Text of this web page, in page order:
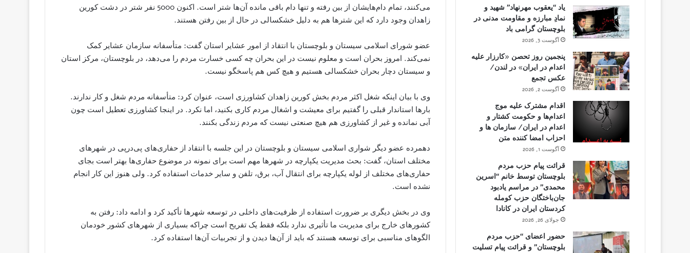
می‌کنند، تمام دام‌هایشان از بین رفته و تنها دام باقی مانده آن‌ها شتر است. اکنون 5000 نفر شتر در دشت کورین
زاهدان وجود دارد که این شترها هم به دلیل خشکسالی در حال از بین رفتن هستند.
عضو شورای اسلامی سیستان و بلوچستان با انتقاد از امور عشایر استان گفت: متأسفانه سازمان عشایر کمک
نمی‌کند. امروز بحران است و معلوم نیست در این بحران چه کسی خسارت مردم را می‌دهد، در بلوچستان، مرکز استان
و سیستان دچار بحران خشکسالی هستیم و هیچ کس هم پاسخگو نیست.
وی با بیان اینکه شغل اکثر مردم بخش کورین زاهدان کشاورزی است، عنوان کرد: متأسفانه مردم شغل و کار ندارند.
بارها استاندار قبلی را گفتیم برای معیشت و اشغال مردم کاری بکنید، اما نکرد. در اینجا کشاورزی تعطیل است چون
آبی نمانده و غیر از کشاورزی هم هیچ صنعتی نیست که مردم زندگی بکنند.
دهمرده عضو دیگر شواری اسلامی سیستان و بلوچستان در این جلسه با انتقاد از حفاری‌های پی‌درپی در شهرهای
مختلف استان، گفت: بحث مدیریت یکپارچه در شهرها مهم است برای نمونه در موضوع حفاری‌ها بهتر است بجای
حفاری‌های مختلف از لوله یکپارچه برای انتقال آب، برق، تلفن و سایر خدمات استفاده کرد. ولی هنوز این کار انجام‌
نشده است.
وی در بخش دیگری بر ضرورت استفاده از ظرفیت‌های داخلی در توسعه شهرها تأکید کرد و ادامه داد: رفتن به
کشورهای خارج برای مدیریت ما تأثیری ندارد بلکه فقط یک تفریح است چراکه بسیاری از شهرهای کشور خودمان
الگوهای مناسبی برای توسعه هستند که باید از آن‌ها دیدن و از تجربیات آن‌ها استفاده کرد.
یاد “یعقوب مهرنهاد” شهید و
نمادِ مبارزه و مقاومت مدنی در
بلوچستان گرامی باد
آگوست 3, 2026
پنجمین روز تحصن «کارزار علیه
اعدام در ایران» در لندن/
عکس تجمع
آگوست 2, 2026
اقدام مشترک علیه موج
اعدام‌ها و حکومت کشتار و
اعدام در ایران/ سازمان ها و
احزاب امضا کننده متن
آگوست 1, 2026
قرائت پیام حزب مردم
بلوچستان توسط خانم “اسرین
محمدی” در مراسم یادبود
جان‌باختگان حزب کومله
کردستان ایران در کانادا
جولای 26, 2026
حضور اعضای “حزب مردم
بلوچستان” و قرائت پیام تسلیت